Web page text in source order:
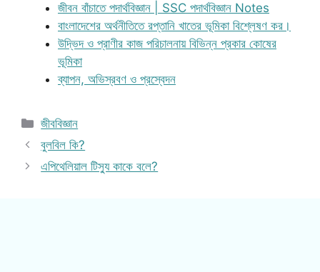
জীবন বাঁচাতে পদার্থবিজ্ঞান | SSC পদার্থবিজ্ঞান Notes
বাংলাদেশের অর্থনীতিতে রপ্তানি খাতের ভূমিকা বিশ্লেষণ কর।
উদ্ভিদ ও প্রাণীর কাজ পরিচালনায় বিভিন্ন প্রকার কোষের
ভূমিকা
ব্যাপন, অভিস্রবণ ও প্রস্বেদন
Categories
জীববিজ্ঞান
বুলবিল কি?
এপিথেলিয়াল টিস্যু কাকে বলে?